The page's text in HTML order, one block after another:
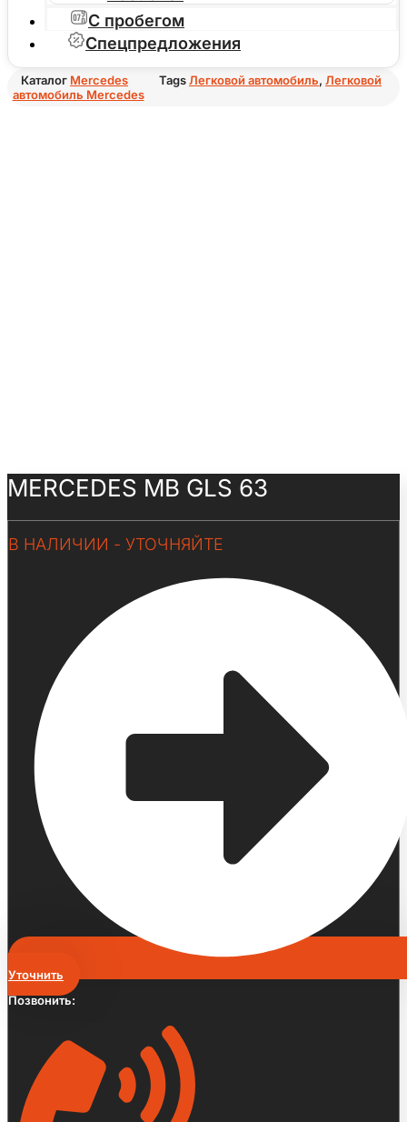
С пробегом
Спецпредложения
Каталог Mercedes TagsЛегковой автомобиль, Легковой
автомобиль Mercedes
MERCEDES MB GLS 63
В НАЛИЧИИ - УТОЧНЯЙТЕ
Уточнить
Позвонить: